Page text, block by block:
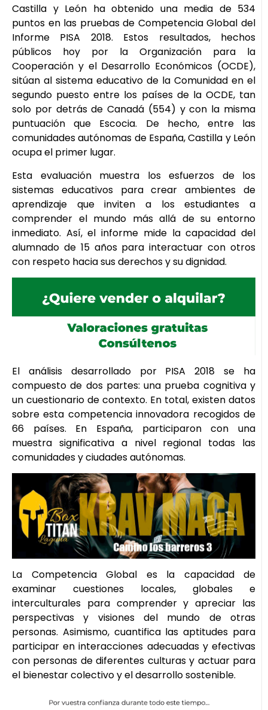
Castilla y León ha obtenido una media de 534
puntos en las pruebas de Competencia Global del
Informe PISA 2018. Estos resultados, hechos
públicos hoy por la Organización para la
Cooperación y el Desarrollo Económicos (OCDE),
sitúan al sistema educativo de la Comunidad en el
segundo puesto entre los países de la OCDE, tan
solo por detrás de Canadá (554) y con la misma
puntuación que Escocia. De hecho, entre las
comunidades autónomas de España, Castilla y León
ocupa el primer lugar.
Esta evaluación muestra los esfuerzos de los
sistemas educativos para crear ambientes de
aprendizaje que inviten a los estudiantes a
comprender el mundo más allá de su entorno
inmediato. Así, el informe mide la capacidad del
alumnado de 15 años para interactuar con otros
con respeto hacia sus derechos y su dignidad.
El análisis desarrollado por PISA 2018 se ha
compuesto de dos partes: una prueba cognitiva y
un cuestionario de contexto. En total, existen datos
sobre esta competencia innovadora recogidos de
66 países. En España, participaron con una
muestra significativa a nivel regional todas las
comunidades y ciudades autónomas.
La Competencia Global es la capacidad de
examinar cuestiones locales, globales e
interculturales para comprender y apreciar las
perspectivas y visiones del mundo de otras
personas. Asimismo, cuantifica las aptitudes para
participar en interacciones adecuadas y efectivas
con personas de diferentes culturas y actuar para
el bienestar colectivo y el desarrollo sostenible.